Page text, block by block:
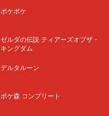
ポケポケ
ゼルダの伝説 ティアーズオブザ・
キングダム
デルタルーン
ポケ森 コンプリート